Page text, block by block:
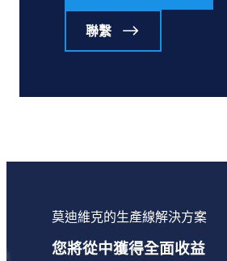
聯繫
莫迪維克的生產線解決方案
您將從中獲得全面收益